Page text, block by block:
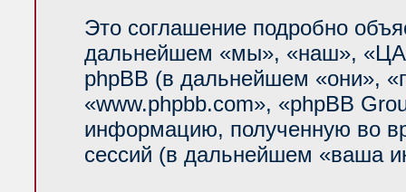
Это соглашение подробно
дальнейшем «мы», «наш»,
phpBB (в дальнейшем «они»,
«www.phpbb.com», «phpBB
информацию, полученную во
сессий (в дальнейшем «ваша